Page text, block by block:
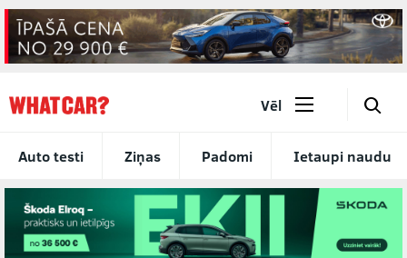
Auto testi Ziņas Padomi Ietaupi naudu
Vēl 🔎